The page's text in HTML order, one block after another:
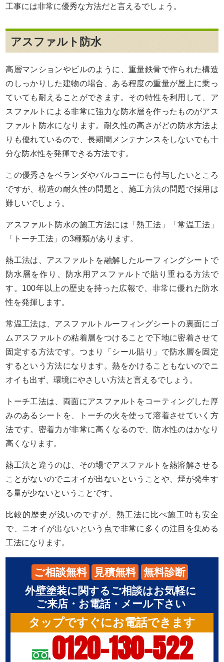
工事には非常に優秀な方法だと言えるでしょう。
アスファルト防水
高層マンションやビルのように、重量鉄骨で作られた構造
のしっかりした建物の場合、ある程度の重量が屋上に乗っ
ていても耐えることができます。その特性を利用して、ア
スファルトによる非常に強力な防水層を作ったものがアス
ファルト防水になります。耐久性の高さがどの防水方法よ
りも優れているので、長期間メンテナンスをしないでも十
分な防水性を発揮できる方法です。
この優秀さをベランダやバルコニーにも付与したいところ
ですが、構造の耐久性の問題と、施工方法の問題で採用は
難しいでしょう。
アスファルト防水の施工方法には「熱工法」「常温工法」
「トーチ工法」の3種類があります。
熱工法は、アスファルトを融解したルーフィングシートで
防水層を作り、防水用アスファルトで貼り重ねる方法で
す。100年以上の歴史を持った広報で、非常に優れた防水
性を発揮します。
常温工法は、アスファルトルーフィングシートの裏面にゴ
ムアスファルトの粘着層をつけることで下地に密着させて
固定する方法です。つまり「シール貼り」で防水層を固定
するという方法になります。熱をかけることもないのでニ
オイも出ず、環境にやさしい方法と言えるでしょう。
トーチ工法は、両面にアスファルトをコーティングした厚
みのあるシートを、トーチの火を使って溶着させていく方
法です。密着力が非常に高くなるので、防水性のはかなり
高くなります。
熱工法と違うのは、その場でアスファルトを熱溶解させる
ことがないのでニオイが出ないということや、煙が発生す
る量が少ないということです。
比較的歴史が浅いのですが、熱工法に比べ施工時も安全
で、ニオイが出ないという点で非常に多くの注目を集める
工法になります。
ご相談無料 見積無料
無料診断
外壁塗装に関するご相談はお気軽に
ご来店・お電話・メール下さい
タップですぐにお電話できます
0120-130-522